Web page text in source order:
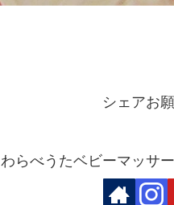
シェアお
わらべうたベビーマッサ